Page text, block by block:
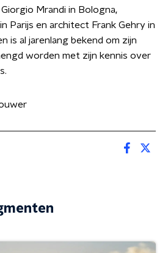
Mrandi in Bologna,
Parijs en architect Frank Gehry in
is al jarenlang bekend om zijn
worden met zijn kennis over